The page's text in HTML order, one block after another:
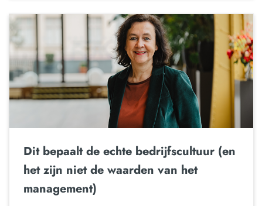
Dit bepaalt de echte bedrijfscultuur (en
het zijn niet de waarden van het
management)